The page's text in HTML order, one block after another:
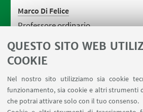
QUESTO SITO WEB
COOKIE
Nel nostro sito utilizziamo sia cookie
funzionamento, sia cookie e altri strumenti
che potrai attivare solo con il tuo consenso.
Marco Di Felice
Professore ordinario